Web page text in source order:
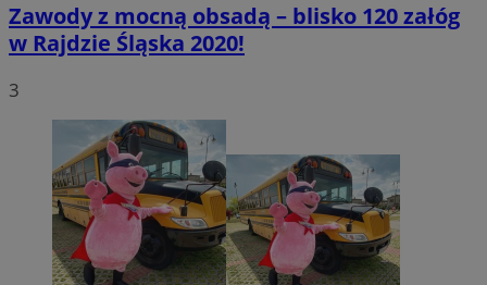
Zawody z mocną obsadą – blisko 120 załóg
w Rajdzie Śląska 2020!
3